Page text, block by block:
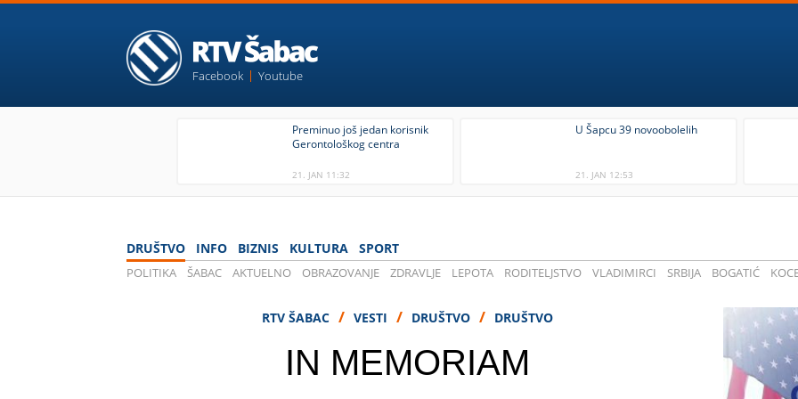
Facebook Youtube
Preminuo još jedan korisnik
Gerontološkog centra
21. JAN 11:32
U Šapcu 39 novoobolelih
21. JAN 12:53
DRUŠTVO INFO BIZNIS KULTURA SPORT
POLITIKA ŠABAC AKTUELNO OBRAZOVANJE ZDRAVLJE LEPOTA RODITELJSTVO VLADIMIRCI SRBIJA BOGATIĆ
RTV ŠABAC / VESTI / DRUŠTVO / DRUŠTVO
IN MEMORIAM